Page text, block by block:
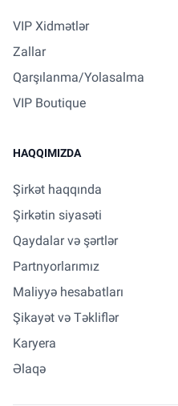
VIP Xidmətlər
Zallar
Qarşılanma/Yolasalma
VIP Boutique
HAQQIMIZDA
Şirkət haqqında
Şirkətin siyasəti
Qaydalar və şərtlər
Partnyorlarımız
Maliyyə hesabatları
Şikayət və Təkliflər
Karyera
Əlaqə